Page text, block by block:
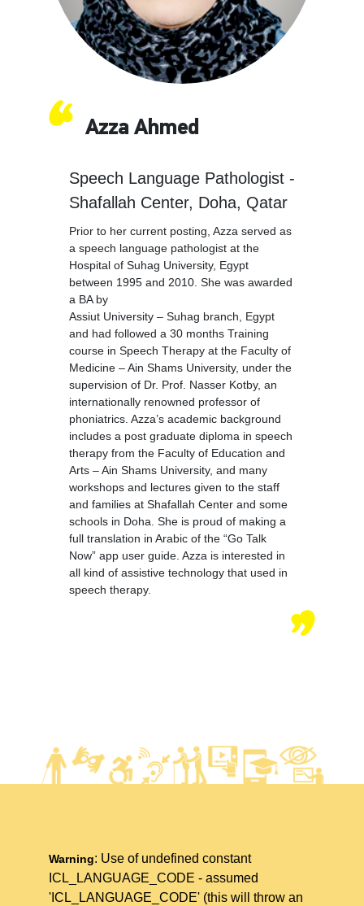
Azza Ahmed
Speech Language Pathologist -
Shafallah Center, Doha, Qatar
Prior to her current posting, Azza served as
a speech language pathologist at the
Hospital of Suhag University, Egypt
between 1995 and 2010. She was awarded
a BA by
Assiut University – Suhag branch, Egypt
and had followed a 30 months Training
course in Speech Therapy at the Faculty of
Medicine – Ain Shams University, under the
supervision of Dr. Prof. Nasser Kotby, an
internationally renowned professor of
phoniatrics. Azza’s academic background
includes a post graduate diploma in speech
therapy from the Faculty of Education and
Arts – Ain Shams University, and many
workshops and lectures given to the staff
and families at Shafallah Center and some
schools in Doha. She is proud of making a
full translation in Arabic of the “Go Talk
Now” app user guide. Azza is interested in
all kind of assistive technology that used in
speech therapy.
Warning: Use of undefined constant
ICL_LANGUAGE_CODE - assumed
'ICL_LANGUAGE_CODE' (this will throw an